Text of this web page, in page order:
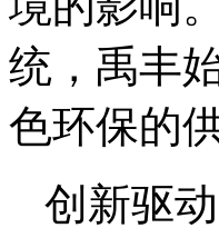
统，禹丰
色环保的
创新驱